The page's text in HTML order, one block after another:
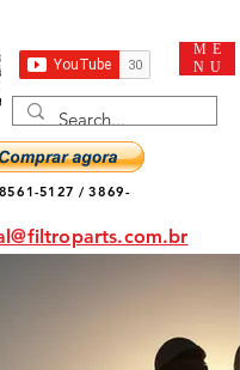
ME
NU
5127 /3869-